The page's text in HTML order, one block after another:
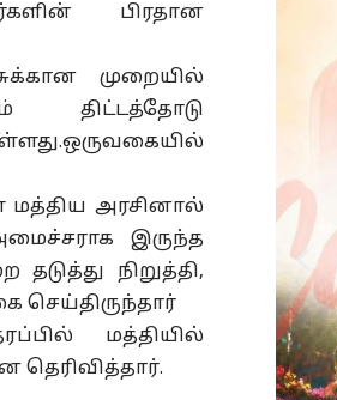
பிரதான
முறையில்
திட்டத்தோடு
மத்திய அரசினால்
இருந்த
நிறுத்தி,
மத்தியில்